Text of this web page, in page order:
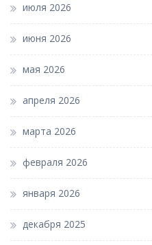
июля 2026
июня 2026
мая 2026
апреля 2026
марта 2026
февраля 2026
января 2026
декабря 2025